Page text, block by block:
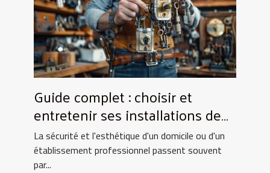
Guide complet : choisir et
entretenir ses installations de
fermeture
La sécurité et l'esthétique d'un domicile ou d'un
établissement professionnel passent souvent
par...